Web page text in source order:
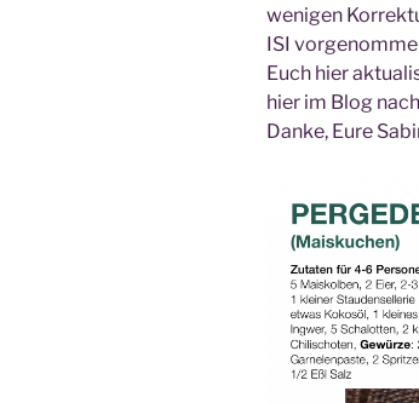
wenigen
ISI
Euch hier
hier im Blog
Danke, Eure